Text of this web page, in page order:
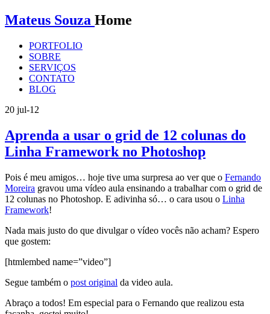
Mateus Souza Home
PORTFOLIO
SOBRE
SERVIÇOS
CONTATO
BLOG
20 jul-12
Aprenda a usar o grid de 12 colunas do
Linha Framework no Photoshop
Pois é meu amigos… hoje tive uma surpresa ao ver que o Fernando
Moreira gravou uma vídeo aula ensinando a trabalhar com o grid de
12 colunas no Photoshop. E adivinha só… o cara usou o Linha
Framework!
Nada mais justo do que divulgar o vídeo vocês não acham? Espero
que gostem:
[htmlembed name=”video”]
Segue também o post original da video aula.
Abraço a todos! Em especial para o Fernando que realizou esta